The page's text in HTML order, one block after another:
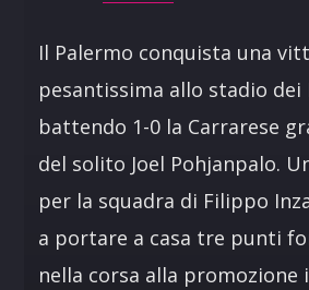
Il Palermo conquista una
pesantissima allo stadio dei
battendo 1-0 la Carrarese
del solito Joel Pohjanpalo.
per la squadra di Filippo
a portare a casa tre punti
nella corsa alla promozione